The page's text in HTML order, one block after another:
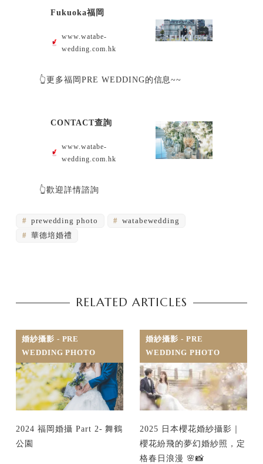
Fukuoka福岡
www.watabe-
wedding.com.hk
👆更多福岡PRE WEDDING的信息~~
CONTACT查詢
www.watabe-
wedding.com.hk
👆歡迎詳情諮詢
prewedding photo
watabewedding
華德培婚禮
RELATED ARTICLES
婚紗攝影 - PRE
WEDDING PHOTO
2024 福岡婚攝 Part 2- 舞鶴
公園
婚紗攝影 - PRE
WEDDING PHOTO
2025 日本櫻花婚紗攝影｜
櫻花紛飛的夢幻婚紗照，定
格春日浪漫 🌸📸